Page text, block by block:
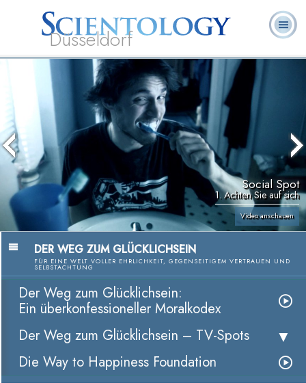
Düsseldorf
Was ist
Scientology?
Ehrenamtliche
Geistliche
Häufig gestellte
Fragen
Social Spot
1. Achten Sie auf sich
Video anschauen
DER WEG ZUM GLÜCKLICHSEIN
FÜR EINE WELT VOLLER EHRLICHKEIT, GEGENSEITIGEM VERTRAUEN UND
SELBSTACHTUNG
Der Weg zum Glücklichsein:
Ein überkonfessioneller Moralkodex
Der Weg zum Glücklichsein – TV-Spots
Die Way to Happiness Foundation